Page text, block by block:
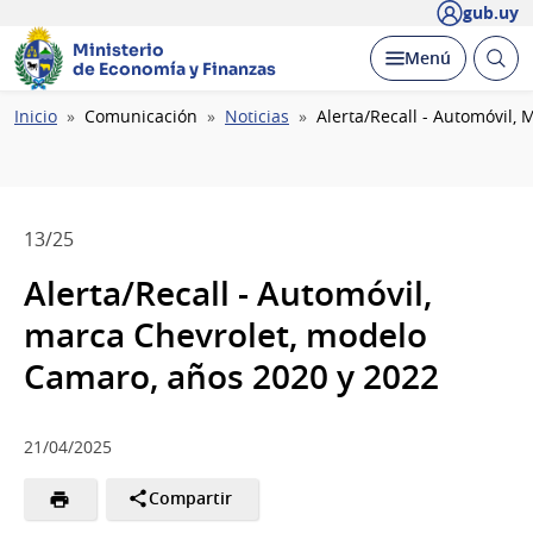
gub.uy
Ministerio
de Economía y Finanzas
Desplegar
Menú Abrir
Ruta
Inicio Comunicación Noticias Alerta/Recall - Automóvil,
13/25
Alerta/Recall - Automóvil,
marca Chevrolet, modelo
Camaro, años 2020 y 2022
21/04/2025
Compartir